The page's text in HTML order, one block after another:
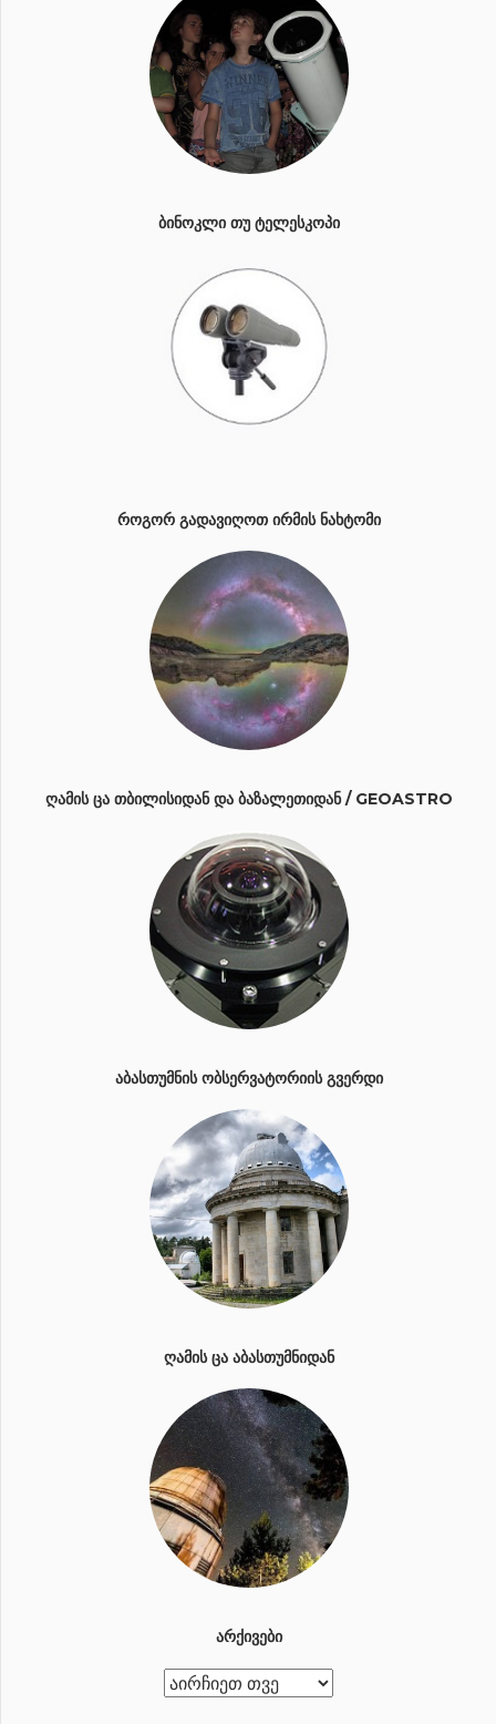
ᲑᲘᲜᲝᲙᲚᲘ ᲗᲣ ᲢᲔᲚᲔᲡᲙᲝᲞᲘ
ᲠᲝᲒᲝᲠ ᲒᲐᲓᲐᲕᲘᲦᲝᲗ ᲘᲠᲛᲘᲡ ᲜᲐᲮᲢᲝᲛᲘ
ᲦᲐᲛᲘᲡ ᲪᲐ ᲗᲑᲘᲚᲘᲡᲘᲓᲐᲜ ᲓᲐ ᲑᲐᲖᲐᲚᲔᲗᲘᲓᲐᲜ / GEOASTRO
ᲐᲑᲐᲡᲗᲣᲛᲜᲘᲡ ᲝᲑᲡᲔᲠᲕᲐᲢᲝᲠᲘᲘᲡ ᲒᲕᲔᲠᲓᲘ
ᲦᲐᲛᲘᲡ ᲪᲐ ᲐᲑᲐᲡᲗᲣᲛᲜᲘᲓᲐᲜ
ᲐᲠᲥᲘᲕᲔᲑᲘ
ა